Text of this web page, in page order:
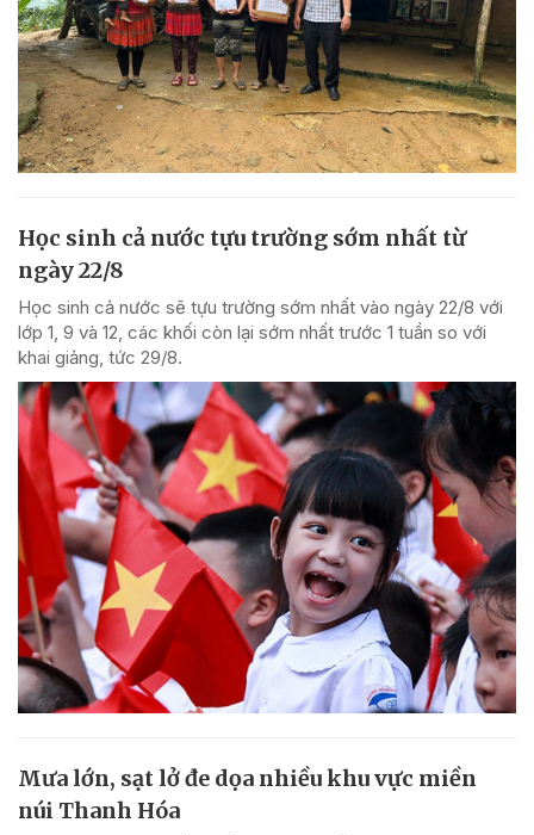
Học sinh cả nước tựu trường sớm nhất từ
ngày 22/8
Học sinh cả nước sẽ tựu trường sớm nhất vào ngày 22/8 với
lớp 1, 9 và 12, các khối còn lại sớm nhất trước 1 tuần so với
khai giảng, tức 29/8.
Mưa lớn, sạt lở đe dọa nhiều khu vực miền
núi Thanh Hóa